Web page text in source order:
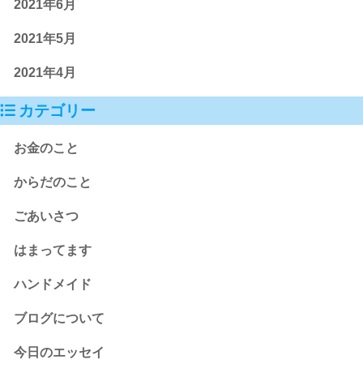
2021年6月
2021年5月
2021年4月
カテゴリー
お金のこと
からだのこと
ごあいさつ
はまってます
ハンドメイド
ブログについて
今日のエッセイ